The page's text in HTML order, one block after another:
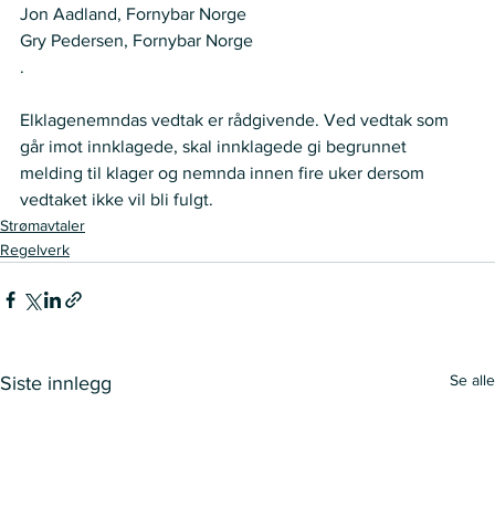
Jon Aadland, Fornybar Norge
Gry Pedersen, Fornybar Norge
.
Elklagenemndas vedtak er rådgivende. Ved vedtak som
går imot innklagede, skal innklagede gi begrunnet
melding til klager og nemnda innen fire uker dersom
vedtaket ikke vil bli fulgt.
Strømavtaler
Regelverk
Siste innlegg Se alle